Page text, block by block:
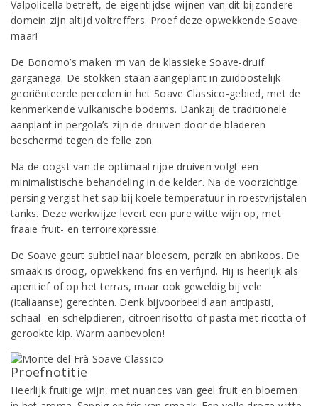
Valpolicella betreft, de eigentijdse wijnen van dit bijzondere
domein zijn altijd voltreffers. Proef deze opwekkende Soave
maar!
De Bonomo’s maken ‘m van de klassieke Soave-druif
garganega. De stokken staan aangeplant in zuidoostelijk
georiënteerde percelen in het Soave Classico-gebied, met de
kenmerkende vulkanische bodems. Dankzij de traditionele
aanplant in pergola’s zijn de druiven door de bladeren
beschermd tegen de felle zon.
Na de oogst van de optimaal rijpe druiven volgt een
minimalistische behandeling in de kelder. Na de voorzichtige
persing vergist het sap bij koele temperatuur in roestvrijstalen
tanks. Deze werkwijze levert een pure witte wijn op, met
fraaie fruit- en terroirexpressie.
De Soave geurt subtiel naar bloesem, perzik en abrikoos. De
smaak is droog, opwekkend fris en verfijnd. Hij is heerlijk als
aperitief of op het terras, maar ook geweldig bij vele
(Italiaanse) gerechten. Denk bijvoorbeeld aan antipasti,
schaal- en schelpdieren, citroenrisotto of pasta met ricotta of
gerookte kip. Warm aanbevolen!
Proefnotitie
Heerlijk fruitige wijn, met nuances van geel fruit en bloemen